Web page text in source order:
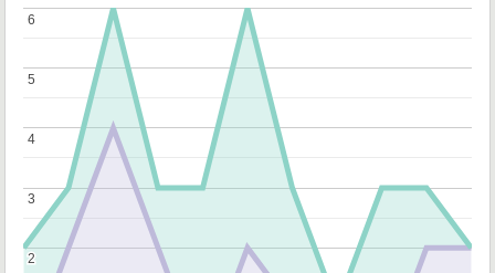
2
2
3
3
4
4
5
5
6
6